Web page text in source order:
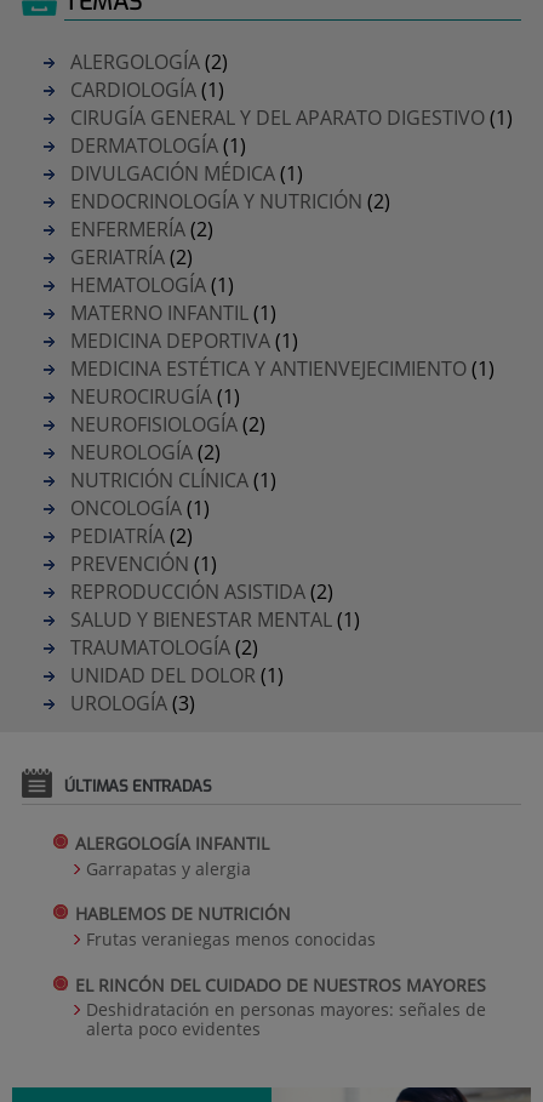
ALERGOLOGÍA(2)
CARDIOLOGÍA(1)
CIRUGÍA GENERAL Y DEL APARATO DIGESTIVO(1)
DERMATOLOGÍA(1)
DIVULGACIÓN MÉDICA(1)
ENDOCRINOLOGÍA Y NUTRICIÓN (2)
ENFERMERÍA(2)
GERIATRÍA(2)
HEMATOLOGÍA(1)
MATERNO INFANTIL(1)
MEDICINA DEPORTIVA(1)
MEDICINA ESTÉTICA Y ANTIENVEJECIMIENTO(1)
NEUROCIRUGÍA(1)
NEUROFISIOLOGÍA(2)
NEUROLOGÍA(2)
NUTRICIÓN CLÍNICA(1)
ONCOLOGÍA(1)
PEDIATRÍA(2)
PREVENCIÓN (1)
REPRODUCCIÓN ASISTIDA(2)
SALUD Y BIENESTAR MENTAL(1)
TRAUMATOLOGÍA(2)
UNIDAD DEL DOLOR(1)
UROLOGÍA(3)
ÚLTIMAS ENTRADAS
ALERGOLOGÍA INFANTIL
Garrapatas y alergia
HABLEMOS DE NUTRICIÓN
Frutas veraniegas menos conocidas
EL RINCÓN DEL CUIDADO DE NUESTROS MAYORES
Deshidratación en personas mayores: señales de
alerta poco evidentes